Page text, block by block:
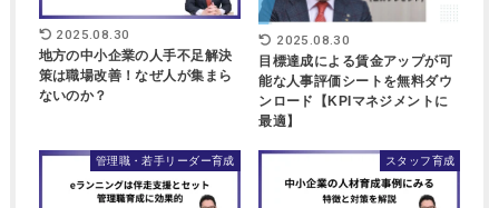
2025.08.30
地方の中小企業の人手不足解決
策は職場改善！なぜ人が集まら
ないのか？
2025.08.30
目標達成による賃金アップが可
能な人事評価シートを無料ダウ
ンロード【KPIマネジメントに
最適】
管理職・若手リーダー育成 スタッフ育成